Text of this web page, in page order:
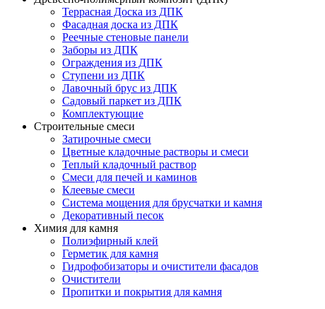
Террасная Доска из ДПК
Фасадная доска из ДПК
Реечные стеновые панели
Заборы из ДПК
Ограждения из ДПК
Ступени из ДПК
Лавочный брус из ДПК
Садовый паркет из ДПК
Комплектующие
Строительные смеси
Затирочные смеси
Цветные кладочные растворы и смеси
Теплый кладочный раствор
Смеси для печей и каминов
Клеевые смеси
Система мощения для брусчатки и камня
Декоративный песок
Химия для камня
Полиэфирный клей
Герметик для камня
Гидрофобизаторы и очистители фасадов
Очистители
Пропитки и покрытия для камня